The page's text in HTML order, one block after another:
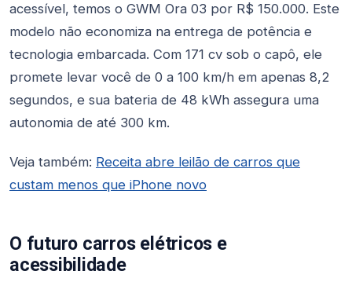
acessível, temos o GWM Ora 03 por R$ 150.000. Este
modelo não economiza na entrega de potência e
tecnologia embarcada. Com 171 cv sob o capô, ele
promete levar você de 0 a 100 km/h em apenas 8,2
segundos, e sua bateria de 48 kWh assegura uma
autonomia de até 300 km.
Veja também: Receita abre leilão de carros que
custam menos que iPhone novo
O futuro carros elétricos e
acessibilidade